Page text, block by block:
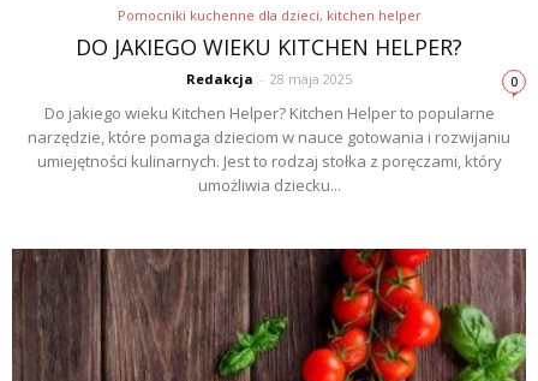
Pomocniki kuchenne dla dzieci, kitchen helper
DO JAKIEGO WIEKU KITCHEN HELPER?
Redakcja - 28 maja 2025 0
Do jakiego wieku Kitchen Helper? Kitchen Helper to popularne
narzędzie, które pomaga dzieciom w nauce gotowania i rozwijaniu
umiejętności kulinarnych. Jest to rodzaj stołka z poręczami, który
umożliwia dziecku...